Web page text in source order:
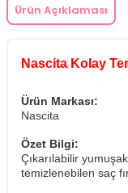
Ürün Açıklaması
Nascita Kolay
Ürün Markası:
Nascita
Özet Bilgi:
Çıkarılabilir
temizlenebilen saç